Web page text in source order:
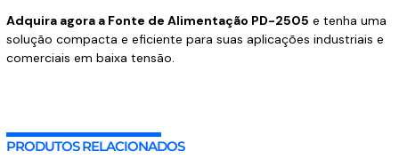
Adquira agora a Fonte de Alimentação PD-2505 e tenha uma
solução compacta e eficiente para suas aplicações industriais e
comerciais em baixa tensão.
PRODUTOS RELACIONADOS